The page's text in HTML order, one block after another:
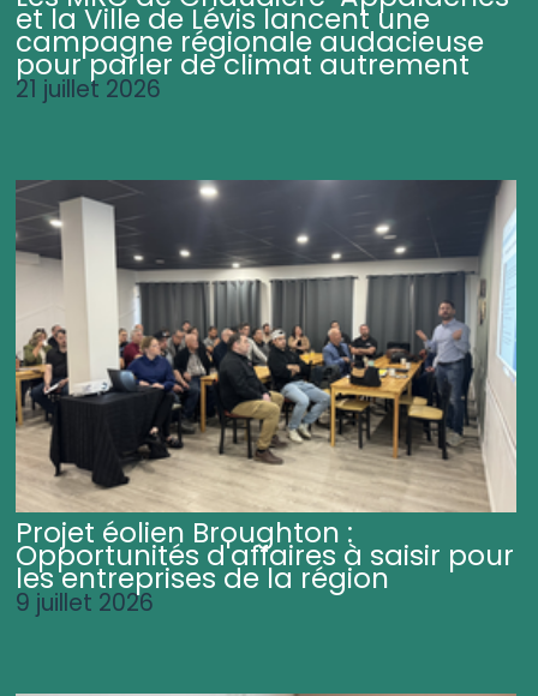
et la Ville de Lévis lancent une
campagne régionale audacieuse
pour parler de climat autrement
21 juillet 2026
Projet éolien Broughton :
Opportunités d'affaires à saisir pour
les entreprises de la région
9 juillet 2026